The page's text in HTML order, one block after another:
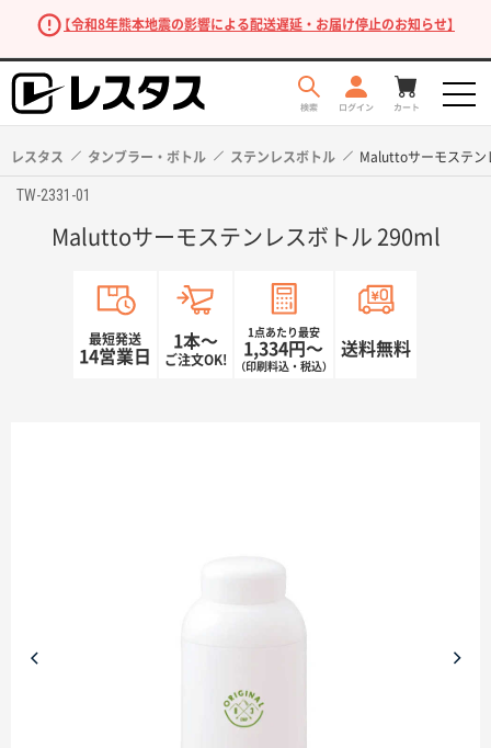
【令和8年熊本地震の影響による配送遅延・お届け停止のお知らせ】
レスタス タンブラー・ボトル ステンレスボトル Maluttoサーモステン
TW-2331-01
Maluttoサーモステンレスボトル 290ml
最短発送
14営業日
1本〜
ご注文OK!
1点あたり最安
1,334円〜
（印刷料込・税込）
送料無料